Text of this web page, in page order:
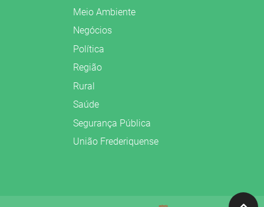
Meio Ambiente
Negócios
Política
Região
Rural
Saúde
Segurança Pública
União Frederiquense